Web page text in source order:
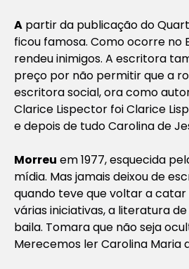
A partir da publicação do
ficou famosa. Como ocorre no
rendeu inimigos. A escritora
preço por não permitir que a
escritorasocial, ora como
Clarice Lispector foi Clarice
e depois de tudo Carolina de
Morreu em 1977, esquecida
mídia. Mas jamais deixou de
quando teve que voltar a catar
várias iniciativas, a literatura
baila. Tomara que não seja
Merecemos ler Carolina Maria